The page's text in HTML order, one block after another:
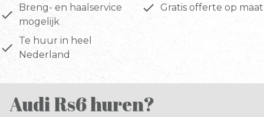
done
Breng- en haalservice
mogelijk
done Gratis offerte op maat
done
Te huur in heel
Nederland
Audi Rs6 huren?